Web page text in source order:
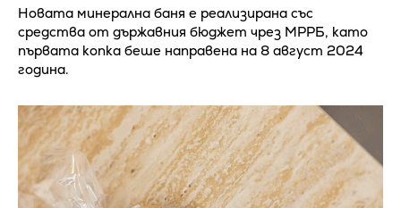
Новата минерална баня е реализирана със
средства от държавния бюджет чрез МРРБ, като
първата копка беше направена на 8 август 2024
година.